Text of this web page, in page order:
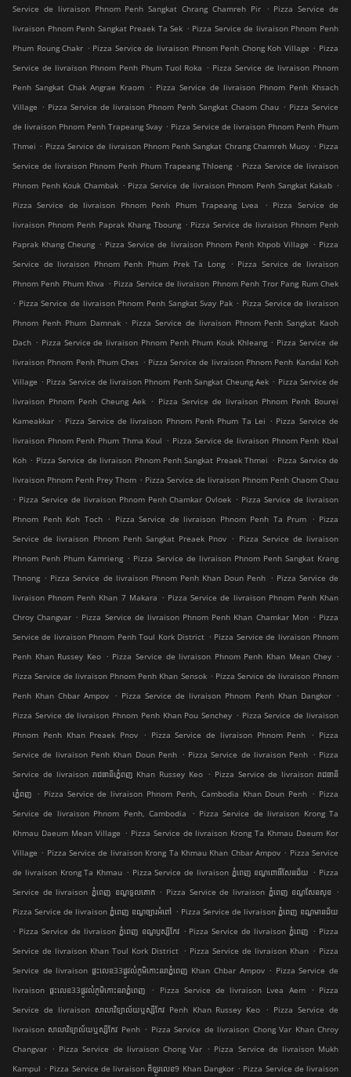
Service de livraison Phnom Penh Sangkat Chrang Chamreh Pir
. Pizza Service de
livraison Phnom Penh Sangkat Preaek Ta Sek . Pizza Service de livraison Phnom Penh
Phum Roung Chakr . Pizza Service de livraison Phnom Penh Chong Koh Village . Pizza
Service de livraison Phnom Penh Phum Tuol Roka . Pizza Service de livraison Phnom
Penh Sangkat Chak Angrae Kraom . Pizza Service de livraison Phnom Penh Khsach
Village . Pizza Service de livraison Phnom Penh Sangkat Chaom Chau . Pizza Service
de livraison Phnom Penh Trapeang Svay . Pizza Service de livraison Phnom Penh Phum
Thmei . Pizza Service de livraison Phnom Penh Sangkat Chrang Chamreh Muoy . Pizza
Service de livraison Phnom Penh Phum Trapeang Thloeng . Pizza Service de livraison
Phnom Penh Kouk Chambak . Pizza Service de livraison Phnom Penh Sangkat Kakab .
Pizza Service de livraison Phnom Penh Phum Trapeang Lvea
. Pizza Service de
livraison Phnom Penh Paprak Khang Tboung . Pizza Service de livraison Phnom Penh
Paprak Khang Cheung . Pizza Service de livraison Phnom Penh Khpob Village . Pizza
Service de livraison Phnom Penh Phum Prek Ta Long
. Pizza Service de livraison
Phnom Penh Phum Khva . Pizza Service de livraison Phnom Penh Tror Pang Rum Chek
. Pizza Service de livraison Phnom Penh Sangkat Svay Pak . Pizza Service de livraison
Phnom Penh Phum Damnak . Pizza Service de livraison Phnom Penh Sangkat Kaoh
Dach . Pizza Service de livraison Phnom Penh Phum Kouk Khleang . Pizza Service de
livraison Phnom Penh Phum Ches . Pizza Service de livraison Phnom Penh Kandal Koh
Village . Pizza Service de livraison Phnom Penh Sangkat Cheung Aek . Pizza Service de
livraison Phnom Penh Cheung Aek . Pizza Service de livraison Phnom Penh Bourei
Kameakkar . Pizza Service de livraison Phnom Penh Phum Ta Lei . Pizza Service de
livraison Phnom Penh Phum Thma Koul . Pizza Service de livraison Phnom Penh Kbal
Koh . Pizza Service de livraison Phnom Penh Sangkat Preaek Thmei . Pizza Service de
livraison Phnom Penh Prey Thom . Pizza Service de livraison Phnom Penh Chaom Chau
. Pizza Service de livraison Phnom Penh Chamkar Ovloek . Pizza Service de livraison
Phnom Penh Koh Toch
. Pizza Service de livraison Phnom Penh Ta Prum . Pizza
Service de livraison Phnom Penh Sangkat Preaek Pnov . Pizza Service de livraison
Phnom Penh Phum Kamrieng . Pizza Service de livraison Phnom Penh Sangkat Krang
Thnong . Pizza Service de livraison Phnom Penh Khan Doun Penh . Pizza Service de
livraison Phnom Penh Khan 7 Makara . Pizza Service de livraison Phnom Penh Khan
Chroy Changvar . Pizza Service de livraison Phnom Penh Khan Chamkar Mon . Pizza
Service de livraison Phnom Penh Toul Kork District . Pizza Service de livraison Phnom
Penh Khan Russey Keo . Pizza Service de livraison Phnom Penh Khan Mean Chey .
Pizza Service de livraison Phnom Penh Khan Sensok . Pizza Service de livraison Phnom
Penh Khan Chbar Ampov
. Pizza Service de livraison Phnom Penh Khan Dangkor .
Pizza Service de livraison Phnom Penh Khan Pou Senchey . Pizza Service de livraison
Phnom Penh Khan Preaek Pnov
. Pizza Service de livraison Phnom Penh . Pizza
Service de livraison Penh Khan Doun Penh . Pizza Service de livraison Penh . Pizza
Service de livraison រាជធានីភ្នំេពញ Khan Russey Keo . Pizza Service de livraison រាជធានី
ភ្នំេពញ
. Pizza Service de livraison Phnom Penh, Cambodia Khan Doun Penh . Pizza
Service de livraison Phnom Penh, Cambodia
. Pizza Service de livraison Krong Ta
Khmau Daeum Mean Village . Pizza Service de livraison Krong Ta Khmau Daeum Kor
Village . Pizza Service de livraison Krong Ta Khmau Khan Chbar Ampov . Pizza Service
de livraison Krong Ta Khmau . Pizza Service de livraison ភ្នំពេញ ខណ្ឌ​ពោធិ៍សែនជ័យ . Pizza
Service de livraison ភ្នំពេញ ខណ្ឌទួលគោក . Pizza Service de livraison ភ្នំពេញ ខណ្ឌ​សែនសុខ .
Pizza Service de livraison ភ្នំពេញ ខណ្ឌច្បារអំពៅ . Pizza Service de livraison ភ្នំពេញ ខណ្ឌមានជ័យ
. Pizza Service de livraison ភ្នំពេញ ខណ្ឌ​ឫស្សីកែវ . Pizza Service de livraison ភ្នំពេញ . Pizza
Service de livraison Khan Toul Kork District . Pizza Service de livraison Khan . Pizza
Service de livraison ផ្ទះលេខ33ផ្លូវលំភូមិកោះនរាភ្នំពេញ Khan Chbar Ampov . Pizza Service de
livraison ផ្ទះលេខ33ផ្លូវលំភូមិកោះនរាភ្នំពេញ
. Pizza Service de livraison Lvea Aem . Pizza
Service de livraison សាលាវិទ្យាល័យឬស្សីកែវ Penh Khan Russey Keo
. Pizza Service de
livraison សាលាវិទ្យាល័យឬស្សីកែវ Penh . Pizza Service de livraison Chong Var Khan Chroy
Changvar . Pizza Service de livraison Chong Var . Pizza Service de livraison Mukh
Kampul . Pizza Service de livraison គីឡូរលេខ9 Khan Dangkor . Pizza Service de livraison